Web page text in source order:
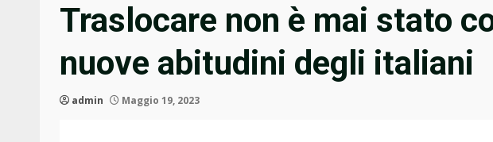
Traslocare non è mai stato
nuove abitudini degli italiani
admin Maggio 19, 2023